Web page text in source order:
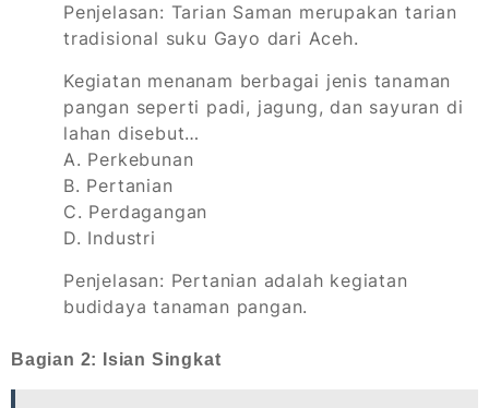
Penjelasan: Tarian Saman merupakan tarian
tradisional suku Gayo dari Aceh.
Kegiatan menanam berbagai jenis tanaman
pangan seperti padi, jagung, dan sayuran di
lahan disebut…
A. Perkebunan
B. Pertanian
C. Perdagangan
D. Industri
Penjelasan: Pertanian adalah kegiatan
budidaya tanaman pangan.
Bagian 2: Isian Singkat